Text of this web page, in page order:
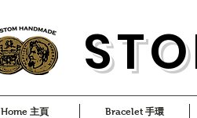
S
Home 主頁 Bracelet 手環